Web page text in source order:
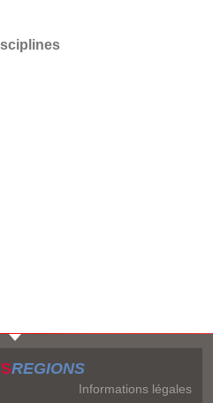
REGIONS
Informations légales